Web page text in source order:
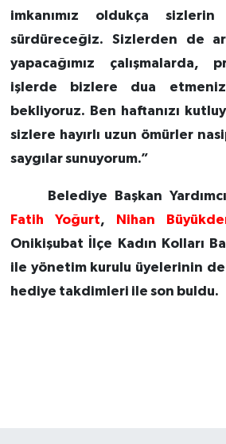
imkanımız oldukça sizlerin
sürdüreceğiz. Sizlerden de
yapacağımız çalışmalarda,
işlerde bizlere dua
bekliyoruz. Ben haftanızı
sizlere hayırlı uzun ömürler
saygılar sunuyorum.”
Belediye Başkan
Fatih Yoğurt, Nihan
Onikişubat İlçe Kadın Kolları
ile yönetim kurulu üyelerinin de
hediye takdimleri ile son buldu.